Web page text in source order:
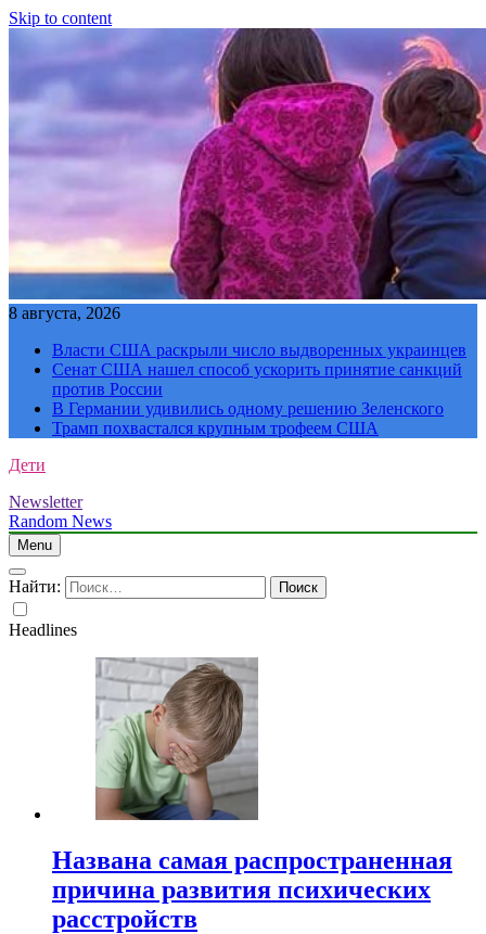
Skip to content
8 августа, 2026
Власти США раскрыли число выдворенных украинцев
Сенат США нашел способ ускорить принятие санкций
против России
В Германии удивились одному решению Зеленского
Трамп похвастался крупным трофеем США
Дети
Newsletter
Random News
Menu
Найти:
Headlines
Названа самая распространенная
причина развития психических
расстройств